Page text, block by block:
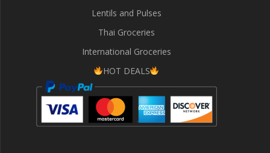
Lentils and Pulses
Thai Groceries
International Groceries
HOT DEALS